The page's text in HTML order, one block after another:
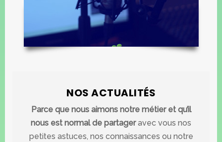
NOS ACTUALITÉS
Parce que nous aimons notre métier et qu’il
nous est normal de partageravec vous nos
petites astuces, nos connaissances ou notre